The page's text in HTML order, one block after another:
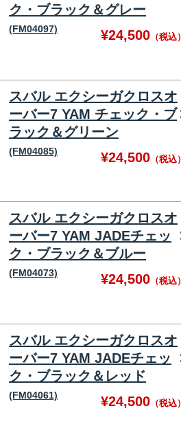
ク・ブラック＆グレー
(FM04097) ¥24,500 （税込
スバル エクシーガクロスオ
ーバー7 YAM チェック・ブ
ラック＆グリーン
(FM04085) ¥24,500 （税込
スバル エクシーガクロスオ
ーバー7 YAM JADEチェッ
ク・ブラック＆ブルー
(FM04073) ¥24,500 （税込
スバル エクシーガクロスオ
ーバー7 YAM JADEチェッ
ク・ブラック＆レッド
(FM04061) ¥24,500 （税込